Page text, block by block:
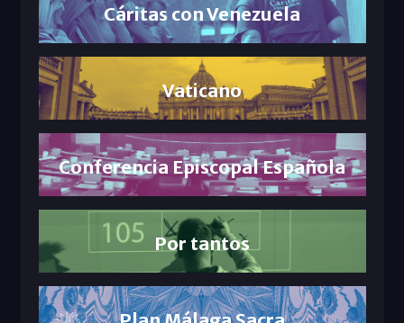
Cáritas con Venezuela
Vaticano
Conferencia Episcopal Española
Por tantos